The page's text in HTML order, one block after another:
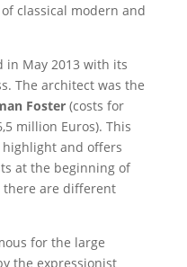
classical modern and
in May 2013 with its
The architect was the
Foster(costs for
million Euros). This
and offers
at the beginning of
are different
for the large
the expressionist